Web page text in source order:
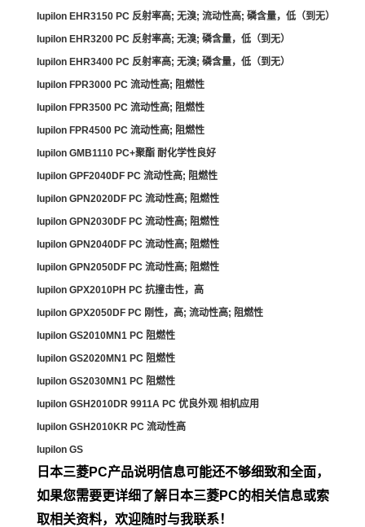
Iupilon EHR3150 PC 反射率高; 无溴; 流动性高; 磷含量，低（到无）
Iupilon EHR3200 PC 反射率高; 无溴; 磷含量，低（到无）
Iupilon EHR3400 PC 反射率高; 无溴; 磷含量，低（到无）
Iupilon FPR3000 PC 流动性高; 阻燃性
Iupilon FPR3500 PC 流动性高; 阻燃性
Iupilon FPR4500 PC 流动性高; 阻燃性
Iupilon GMB1110 PC+聚酯 耐化学性良好
Iupilon GPF2040DF PC 流动性高; 阻燃性
Iupilon GPN2020DF PC 流动性高; 阻燃性
Iupilon GPN2030DF PC 流动性高; 阻燃性
Iupilon GPN2040DF PC 流动性高; 阻燃性
Iupilon GPN2050DF PC 流动性高; 阻燃性
Iupilon GPX2010PH PC 抗撞击性，高
Iupilon GPX2050DF PC 刚性，高; 流动性高; 阻燃性
Iupilon GS2010MN1 PC 阻燃性
Iupilon GS2020MN1 PC 阻燃性
Iupilon GS2030MN1 PC 阻燃性
Iupilon GSH2010DR 9911A PC 优良外观 相机应用
Iupilon GSH2010KR PC 流动性高
Iupilon GS
日本三菱PC产品说明信息可能还不够细致和全面，
如果您需要更详细了解 日本三菱PC的相关信息或索
取相关资料，欢迎随时与我联系！